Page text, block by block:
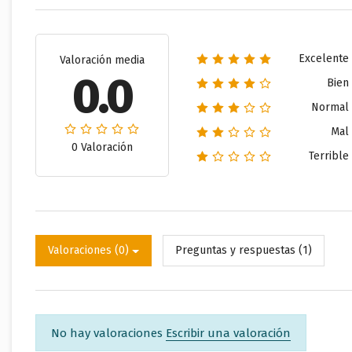
Valoración media
0.0
0 Valoración
Excelente
Bien
Normal
Mal
Terrible
Valoraciones (0) Preguntas y respuestas (1)
No hay valoraciones Escribir una valoración